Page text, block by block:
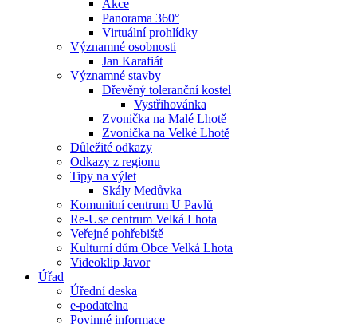
Akce
Panorama 360°
Virtuální prohlídky
Významné osobnosti
Jan Karafiát
Významné stavby
Dřevěný toleranční kostel
Vystřihovánka
Zvonička na Malé Lhotě
Zvonička na Velké Lhotě
Důležité odkazy
Odkazy z regionu
Tipy na výlet
Skály Medůvka
Komunitní centrum U Pavlů
Re-Use centrum Velká Lhota
Veřejné pohřebiště
Kulturní dům Obce Velká Lhota
Videoklip Javor
Úřad
Úřední deska
e-podatelna
Povinné informace